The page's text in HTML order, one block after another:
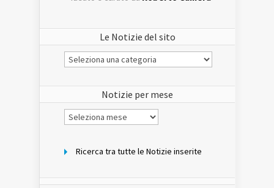
Le Notizie del sito
Le
Notizie
Notizie per mese
Notizie
per
Ricerca tra tutte le Notizie inserite